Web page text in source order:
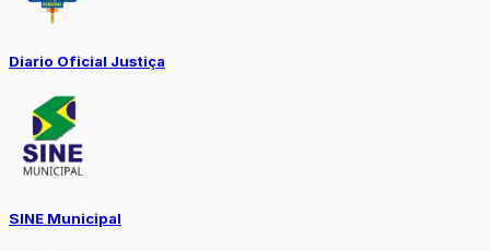
Diario Oficial Justiça
SINE Municipal